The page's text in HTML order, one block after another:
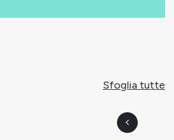
Sfoglia tutte